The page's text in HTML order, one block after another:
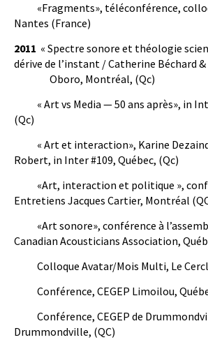
«Fragments», téléconférence,
Nantes (France)
2011 « Spectre sonore et théologie
dérive de l’instant / Catherine Béchard &
Oboro, Montréal, (Qc)
« Art vs Media — 50 ans après», in
(Qc)
« Art et interaction», Karine
Robert, in Inter #109, Québec, (Qc)
«Art, interaction et politique »,
Entretiens Jacques Cartier, Montréal
«Art sonore», conférence à
Canadian Acousticians Association,
Colloque Avatar/Mois Multi, Le
Conférence, CEGEP Limoilou,
Conférence, CEGEP de
Drummondville, (QC)